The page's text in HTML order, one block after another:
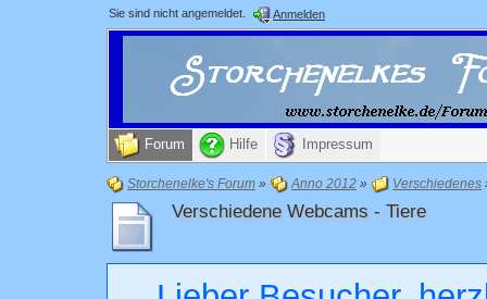
Sie sind nicht angemeldet. Anmelden
Forum Hilfe Impressum
Storchenelke's Forum » Anno 2012 » Verschiedenes
Verschiedene Webcams - Tiere